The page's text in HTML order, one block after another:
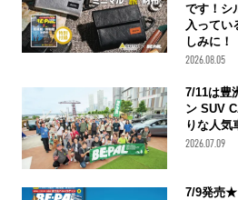
です！シ
入ってい
しみに！
2026.08.05
7/11は豊
ン SUV
りな人気
2026.07.09
7/9発売★